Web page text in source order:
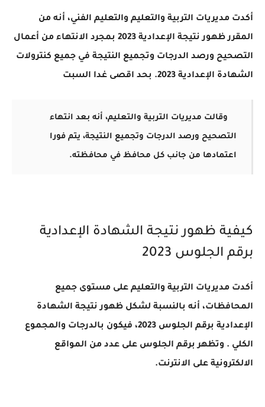
أكدت مديريات التربية والتعليم والتعليم الفني، أنه من
المقرر ظهور نتيجة الإعدادية 2023 بمجرد الانتهاء من أعمال
التصحيح ورصد الدرجات وتجميع النتيجة في جميع كنترولات
الشهادة الإعدادية 2023. بحد اقصى غدا السبت
وقالت مديريات التربية والتعليم، أنه بعد انتهاء
التصحيح ورصد الدرجات وتجميع النتيجة، يتم فورا
اعتمادها من جانب كل محافظ في محافظته.
كيفية ظهور نتيجة الشهادة الإعدادية
برقم الجلوس 2023
أكدت مديريات التربية والتعليم على مستوى جميع
المحافظات، أنه بالنسبة لشكل ظهور نتيجة الشهادة
الإعدادية برقم الجلوس 2023، فيكون بالدرجات والمجموع
الكلي . وتظهر برقم الجلوس على عدد من المواقع
الالكترونية على الانترنت.